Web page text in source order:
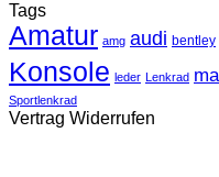
Tags
Amatur amg audi bentley
Konsole leder Lenkrad
Sportlenkrad
Vertrag Widerrufen